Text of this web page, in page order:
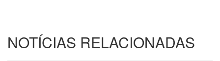
NOTÍCIAS RELACIONADAS